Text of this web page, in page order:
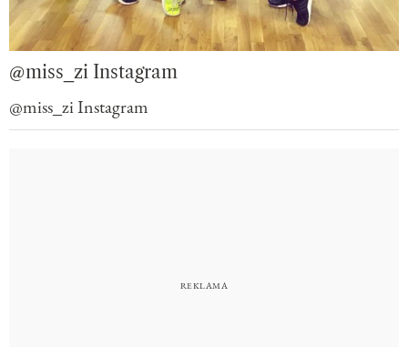
@miss_zi Instagram
@miss_zi Instagram